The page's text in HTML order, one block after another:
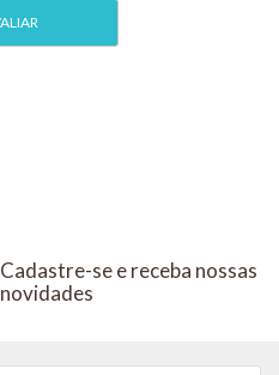
Cadastre-se e receba nossas
novidades